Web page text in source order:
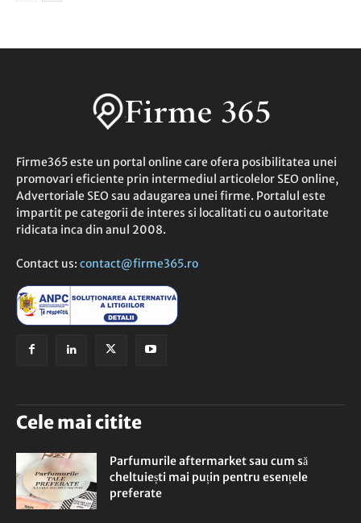
Firme365 este un portal online care ofera posibilitatea unei
promovari eficiente prin intermediul articolelor SEO online,
Advertoriale SEO sau adaugarea unei firme. Portalul este
impartit pe categorii de interes si localitati cu o autoritate
ridicata inca din anul 2008.
Contact us: contact@firme365.ro
Cele mai citite
Parfumurile aftermarket sau cum să
cheltuiești mai puțin pentru esențele
preferate